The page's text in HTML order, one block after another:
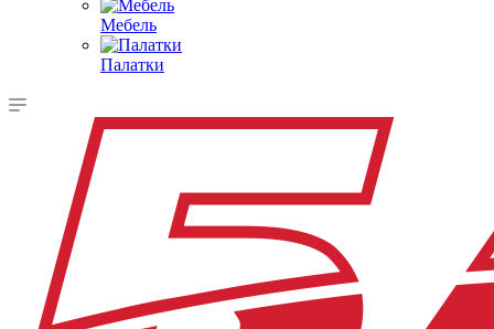
Мебель
Палатки